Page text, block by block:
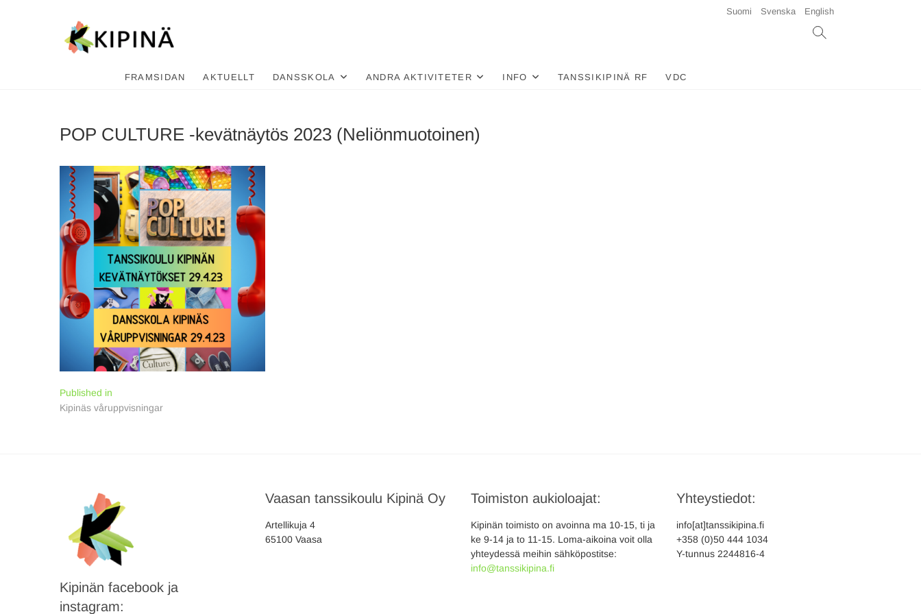
Suomi Svenska English
FRAMSIDAN AKTUELLT DANSSKOLA ANDRA AKTIVITETER INFO TANSSIKIPINÄ RF VDC
POP CULTURE -kevätnäytös 2023 (Neliönmuotoinen)
Inläggsnavigering
Published in
Kipinäs våruppvisningar
Kipinän facebook ja
instagram:
Vaasan tanssikoulu Kipinä Oy
Artellikuja 4
65100 Vaasa
Toimiston aukioloajat:
Kipinän toimisto on avoinna ma 10-15, ti ja
ke 9-14 ja to 11-15. Loma-aikoina voit olla
yhteydessä meihin sähköpostitse:
info@tanssikipina.fi
Yhteystiedot:
info[at]tanssikipina.fi
+358 (0)50 444 1034
Y-tunnus 2244816-4